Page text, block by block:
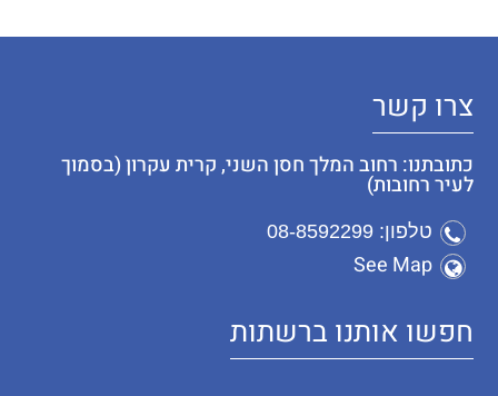
צרו קשר
כתובתנו: רחוב המלך חסן השני, קרית עקרון (בסמוך
לעיר רחובות)
טלפון: 08-8592299
See Map
חפשו אותנו ברשתות